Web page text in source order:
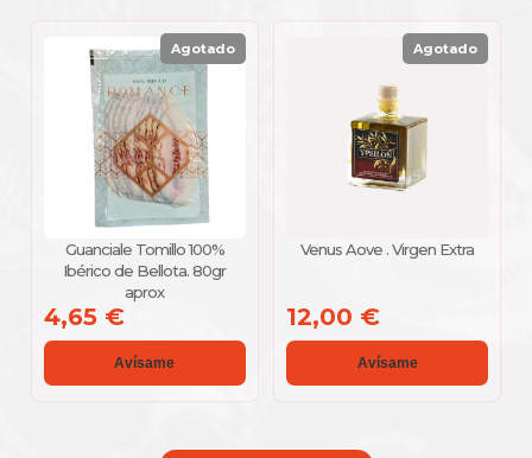
Guanciale Tomillo 100%
Ibérico de Bellota. 80gr
aprox
4,65 €
Agotado
Avísame
Venus Aove . Virgen Extra
12,00 €
Agotado
Avísame